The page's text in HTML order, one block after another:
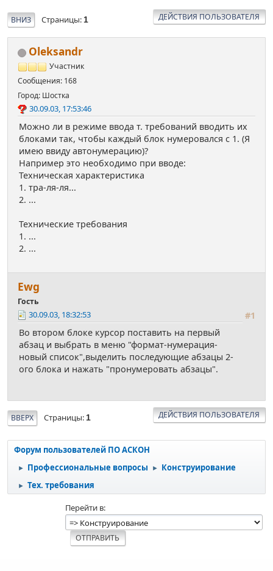
ВНИЗ Страницы 1 ДЕЙСТВИЯ ПОЛЬЗОВАТЕЛЯ
Oleksandr
Участник
Сообщения: 168
Город: Шостка
30.09.03, 17:53:46
Можно ли в режиме ввода т. требований вводить их
блоками так, чтобы каждый блок нумеровался с 1. (Я
имею ввиду автонумерацию)?
Например это необходимо при вводе:
Техническая характеристика
1. тра-ля-ля...
2. ...
Технические требования
1. ...
2. ...
Ewg
Гость
#1
30.09.03, 18:32:53
Во втором блоке курсор поставить на первый
абзац и выбрать в меню "формат-нумерация-
новый список",выделить последующие абзацы 2-
ого блока и нажать "пронумеровать абзацы".
ВВЕРХ Страницы 1 ДЕЙСТВИЯ ПОЛЬЗОВАТЕЛЯ
Форум пользователей ПО АСКОН
► Профессиональные вопросы ► Конструирование
► Тех. требования
Перейти в